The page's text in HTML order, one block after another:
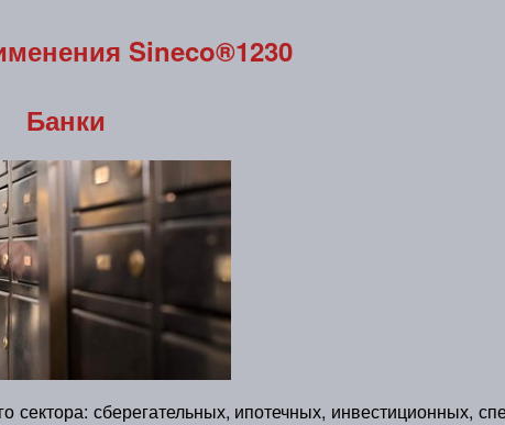
Sineco®1230
Банки
сберегательных, ипотечных, инвестиционных,